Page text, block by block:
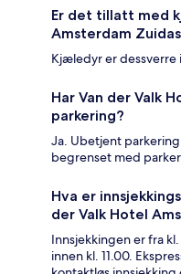
Er det tillatt med
Amsterdam
Kjæledyr er dessverre
Har Van der Valk
parkering?
Ja. Ubetjent
begrenset med
Hva er
der Valk Hotel
Innsjekkingen er fra
innen kl. 11.00.